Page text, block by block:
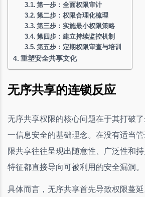
第一步：全面权限审计
第二步：权限合理化梳理
第三步：实施最小权限策略
第四步：建立持续监控机制
第五步：定期权限审查与培训
重塑安全共享文化
无序共享的连锁反应
无序共享权限的核心问题在于其打破
一信息安全的基础理念。在没有适当
限共享往往呈现出随意性、广泛性和
特征都直接导向可被利用的安全漏洞。
具体而言，无序共享首先导致权限蔓